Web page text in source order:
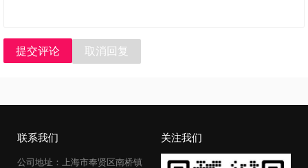
提交评论 取消回复
联系我们
公司地址：上海市奉贤区南桥镇
关注我们